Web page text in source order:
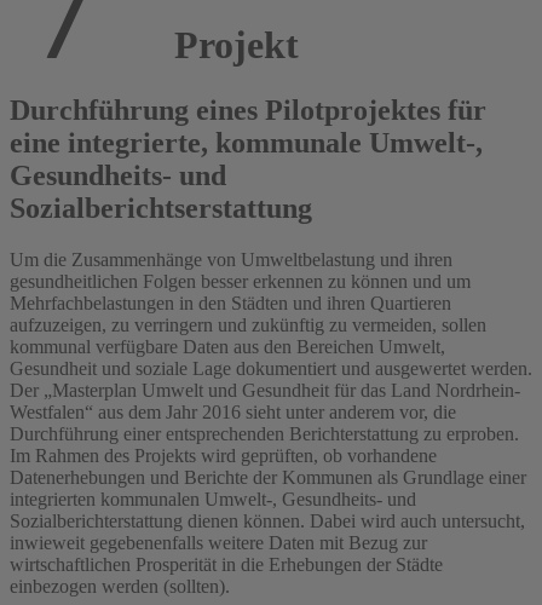
Projekt
Durchführung eines Pilotprojektes für
eine integrierte, kommunale Umwelt-,
Gesundheits- und
Sozialberichtserstattung
Um die Zusammenhänge von Umweltbelastung und ihren
gesundheitlichen Folgen besser erkennen zu können und um
Mehrfachbelastungen in den Städten und ihren Quartieren
aufzuzeigen, zu verringern und zukünftig zu vermeiden, sollen
kommunal verfügbare Daten aus den Bereichen Umwelt,
Gesundheit und soziale Lage dokumentiert und ausgewertet werden.
Der „Masterplan Umwelt und Gesundheit für das Land Nordrhein-
Westfalen“ aus dem Jahr 2016 sieht unter anderem vor, die
Durchführung einer entsprechenden Berichterstattung zu erproben.
Im Rahmen des Projekts wird geprüften, ob vorhandene
Datenerhebungen und Berichte der Kommunen als Grundlage einer
integrierten kommunalen Umwelt-, Gesundheits- und
Sozialberichterstattung dienen können. Dabei wird auch untersucht,
inwieweit gegebenenfalls weitere Daten mit Bezug zur
wirtschaftlichen Prosperität in die Erhebungen der Städte
einbezogen werden (sollten).